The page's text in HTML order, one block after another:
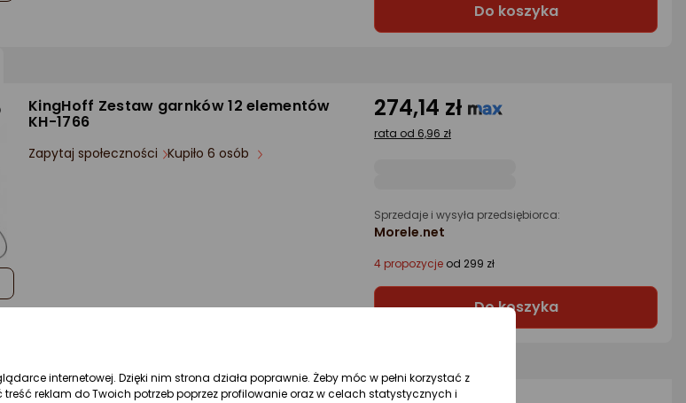
Do koszyka
KingHoff Zestaw garnków 12 elementów
KH-1766
Zapytaj społeczności Kupiło 6 osób
274,14 zł
rata od 6,96 zł
Sprzedaje i wysyła przedsiębiorca:
Morele.net
4 propozycje od 299 zł
Do koszyka
internetowej. Dzięki nim strona działa poprawnie. Żeby móc w pełni korzystać z
reklam do Twoich potrzeb poprzez profilowanie oraz w celach statystycznych i